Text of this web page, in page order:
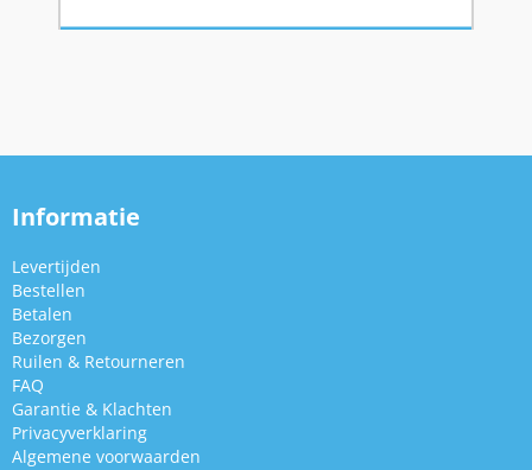
Informatie
Levertijden
Bestellen
Betalen
Bezorgen
Ruilen & Retourneren
FAQ
Garantie & Klachten
Privacyverklaring
Algemene voorwaarden